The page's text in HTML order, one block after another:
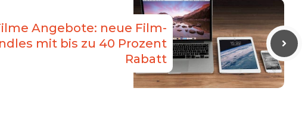
Angebote: neue Film-
mit bis zu 40 Prozent
Rabatt